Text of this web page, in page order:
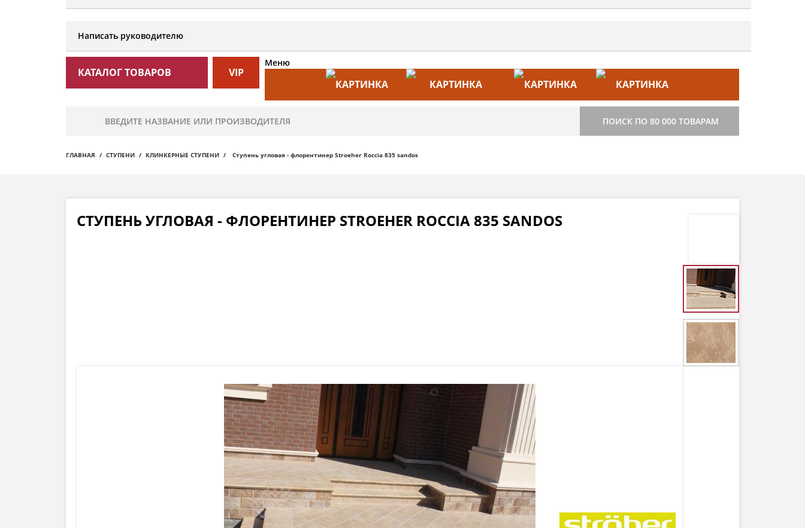
Написать руководителю
КАТАЛОГ ТОВАРОВ VIP
Меню
СТРОИТЕЛЬСТВО
ПОИСК ПО 80 000 ТОВАРАМ
ГЛАВНАЯ СТУПЕНИ КЛИНКЕРНЫЕ СТУПЕНИ Ступень угловая - флорентинер Stroeher Roccia 835 sandos
СТУПЕНЬ УГЛОВАЯ - ФЛОРЕНТИНЕР STROEHER ROCCIA 835 SANDOS